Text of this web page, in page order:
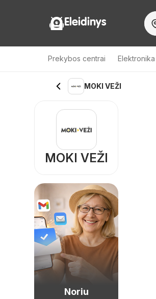
Eleidinys
Prekybos centrai Elektronika
MOKI VEŽI
MOKI VEŽI
Noriu